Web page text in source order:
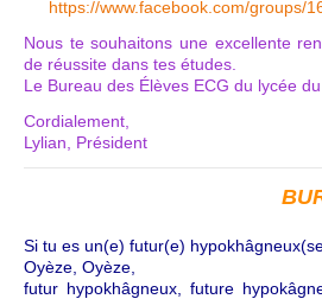
https://www.facebook.com/groups/
Nous te souhaitons une excellente
de réussite dans tes études.
Le Bureau des Élèves ECG du lycée du
Cordialement,
Lylian, Président
Si tu es un(e) futur(e)
Oyèze, Oyèze,
futur hypokhâgneux, future